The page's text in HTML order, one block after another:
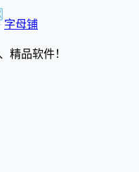
字母铺
精品软件！